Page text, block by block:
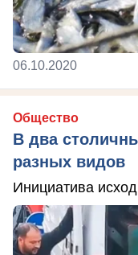
06.10.2020
Общество
В два
разных видов
Инициатива